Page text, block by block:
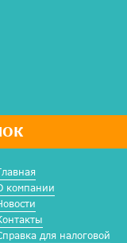
компании
для налоговой